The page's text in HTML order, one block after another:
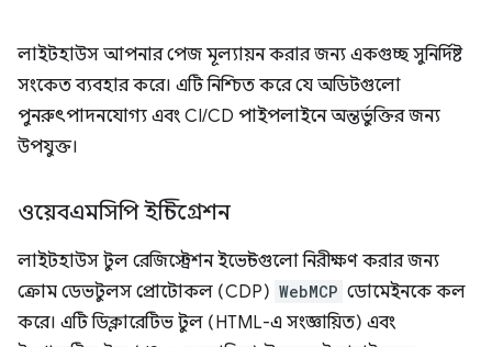
লাইটহাউস আপনার পেজ মূল্যায়ন করার জন্য একগুচ্ছ সুনির্দিষ্ট
সংকেত ব্যবহার করে। এটি নিশ্চিত করে যে অডিটগুলো
পুনরুৎপাদনযোগ্য এবং CI/CD পাইপলাইনে অন্তর্ভুক্তির জন্য
উপযুক্ত।
ওয়েবএমসিপি ইন্টিগ্রেশন
লাইটহাউস টুল রেজিস্ট্রেশন ইভেন্টগুলো নিরীক্ষণ করার জন্য
ক্রোম ডেভটুলস প্রোটোকল (CDP) WebMCP ডোমেইনকে কল
করে। এটি ডিক্লারেটিভ টুল (HTML-এ সংজ্ঞায়িত) এবং